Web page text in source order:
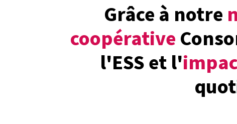
Grâce à notre
coopérative
l'ESS et l'